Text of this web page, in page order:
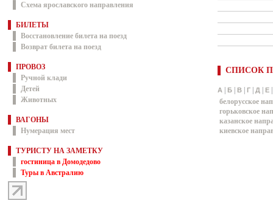
Схема ярославского направления
БИЛЕТЫ
Восстановление билета на поезд
Возврат билета на поезд
ПРОВОЗ
Ручной клади
Детей
Животных
ВАГОНЫ
Нумерация мест
ТУРИСТУ НА ЗАМЕТКУ
гостиница в Домодедово
Туры в Австралию
СПИСОК
А Б В Г Д Е
белорусское
горьковское
казанское
киевское